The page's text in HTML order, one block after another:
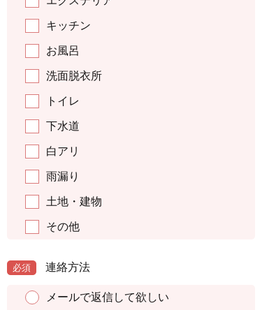
キッチン
お風呂
洗面脱衣所
トイレ
下水道
白アリ
雨漏り
土地・建物
その他
必須 連絡方法
メールで返信して欲しい